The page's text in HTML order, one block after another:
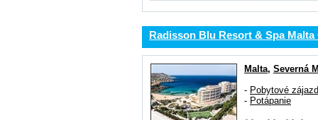
Radisson Blu Resort & Spa Malta
Malta, Severná
- Pobytové
- Potápanie